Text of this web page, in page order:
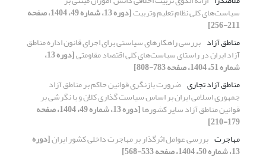
سیاست‌های کلی نظام تعلیم وتربیت [دوره 13، شماره 49، 1404، صفحه
211-256]
مناطق آزاد بررسی راهکارهای سیاستی برای اجرای قانون اداره مناطق
آزاد ایران در راستای سیاست‌های کلی اقتصاد مقاومتی [دوره 13،
شماره 51، 1404، صفحه 783-808]
مناطق آزاد تجاری ضرورت بازنگری قوانین حاکم بر مناطق آزاد
جمهوری اسلامی ایران بر اساس سیاست گذاری کلان و با نگرشی بر
قوانین مناطق آزاد سایر کشورها [دوره 13، شماره 49، 1404، صفحه
179-210]
مهاجرت بررسی عوامل اثرگذار بر مهاجرت داخلی کشور ایران[دوره
13، شماره 50، 1404، صفحه 533-568]